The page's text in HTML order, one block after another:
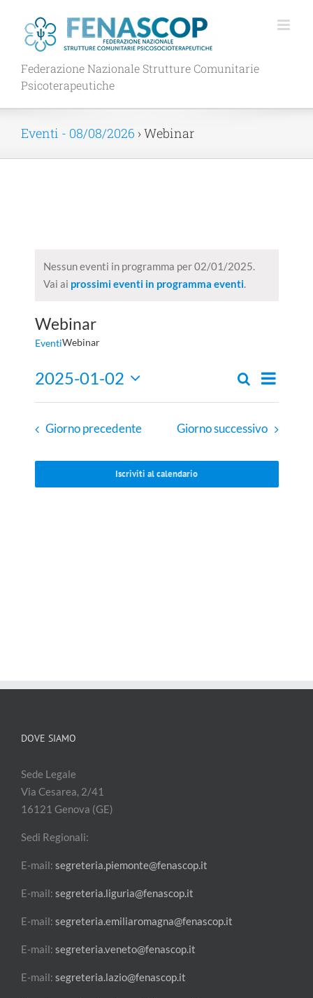
contenuto
Federazione Nazionale Strutture Comunitarie
Psicoterapeutiche
Eventi - 08/08/2026 › Webinar
Nessun eventi in programma per 02/01/2025.
Vai ai prossimi eventi in programma eventi.
Webinar
EventiWebinar
Eventi
Ricerca
e
Navigazione
CercaEvento
Giorno
2025-01-02
Seleziona
data.
Giorno precedente Giorno successivo
Iscriviti al calendario
DOVE SIAMO
Sede Legale
Via Cesarea, 2/41
16121 Genova (GE)
Sedi Regionali:
E-mail: segreteria.piemonte@fenascop.it
E-mail: segreteria.liguria@fenascop.it
E-mail: segreteria.emiliaromagna@fenascop.it
E-mail: segreteria.veneto@fenascop.it
E-mail: segreteria.lazio@fenascop.it